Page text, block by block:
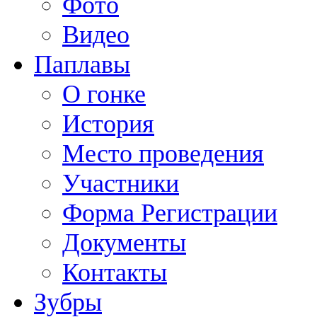
Видео
Паплавы
О гонке
История
Место проведения
Участники
Форма Регистрации
Документы
Контакты
Зубры